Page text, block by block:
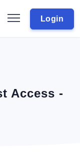
Login
Access -